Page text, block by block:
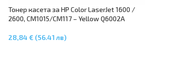
Тонер касета за HP Color LaserJet 1600 /
2600, CM1015/CM117 – Yellow Q6002A
28,84 € (56.41 лв)